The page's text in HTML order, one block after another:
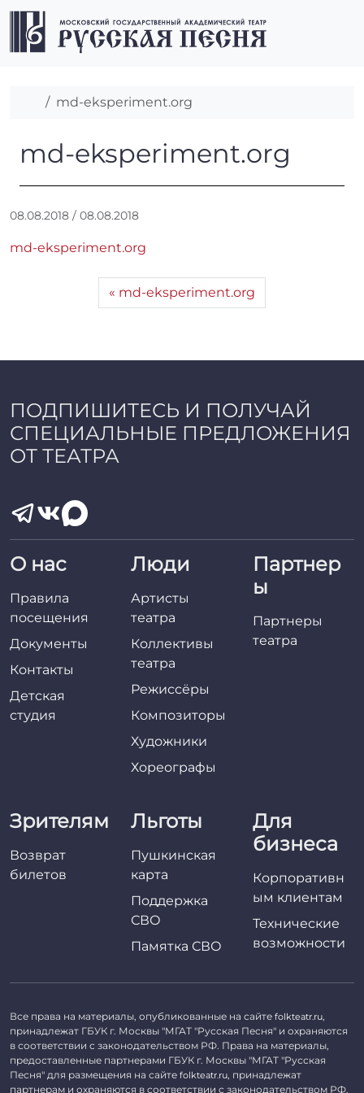
Перейти к содержимому
Перейти к футеру
Главная
md-eksperiment.org
md-eksperiment.org
md-eksperiment.org
08.08.2018 / 08.08.2018
т
р
:
m
i
n
md-eksperiment.org
md-eksperiment.org
ПОДПИШИТЕСЬ И ПОЛУЧАЙ
СПЕЦИАЛЬНЫЕ ПРЕДЛОЖЕНИЯ
ОТ ТЕАТРА
О нас
Правила
посещения
Документы
Контакты
Детская
студия
Люди
Артисты
театра
Коллективы
театра
Режиссёры
Композиторы
Художники
Хореографы
Партнер
ы
Партнеры
театра
Зрителям
Возврат
билетов
Льготы
Пушкинская
карта
Поддержка
СВО
Памятка СВО
Для
бизнеса
Корпоративн
ым клиентам
Технические
возможности
Все права на материалы, опубликованные на сайте folkteatr.ru,
принадлежат ГБУК г. Москвы "МГАТ "Русская Песня" и охраняются
в соответствии с законодательством РФ. Права на материалы,
предоставленные партнерами ГБУК г. Москвы "МГАТ "Русская
Песня" для размещения на сайте folkteatr.ru, принадлежат
партнерам и охраняются в соответствии с законодательством РФ.